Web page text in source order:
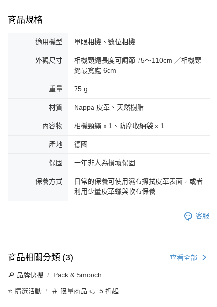
商品規格
適用機型 單眼相機、數位相機
外觀尺寸
相機頸繩長度可調節 75～110cm ／相機頸
繩最寬處 6cm
重量 75 g
材質 Nappa 皮革、天然樹脂
內容物 相機頸繩 x 1、防塵收納袋 x 1
產地 德國
保固 一年非人為損壞保固
保養方式
日常的保養可使用濕布擦拭皮革表面，或者
利用少量皮革蠟與軟布保養
客服
商品相關分類 (3) 查看全部
🔎 品牌快搜 Pack & Smooch
⭐ 精選活動 ＃ 限量商品 👉 5 折起